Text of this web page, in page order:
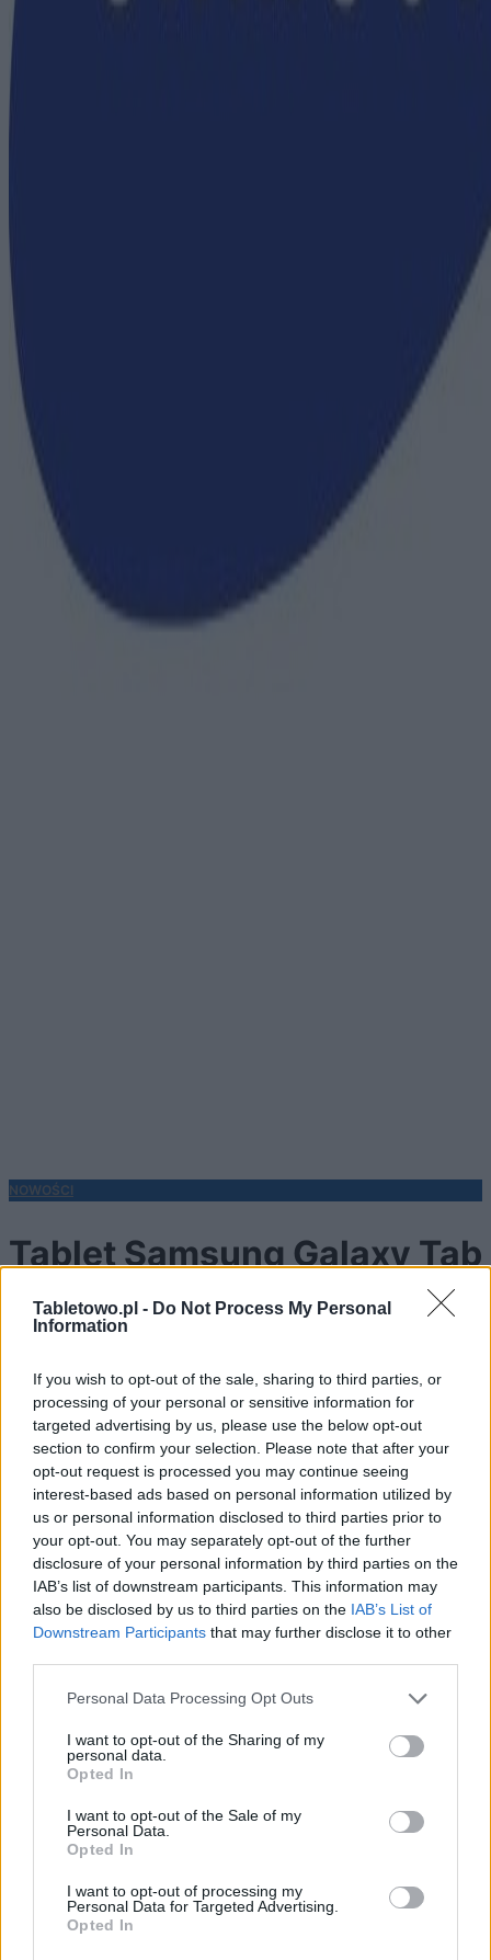
Tabletowo.pl - Do Not Process My Personal
Information
If you wish to opt-out of the sale, sharing to third parties, or
processing of your personal or sensitive information for
targeted advertising by us, please use the below opt-out
section to confirm your selection. Please note that after your
opt-out request is processed you may continue seeing
interest-based ads based on personal information utilized by
us or personal information disclosed to third parties prior to
your opt-out. You may separately opt-out of the further
disclosure of your personal information by third parties on the
IAB’s list of downstream participants. This information may
also be disclosed by us to third parties on the IAB’s List of
Downstream Participants that may further disclose it to other
Please note that this website/app uses one or more Google
not limited to your visit or usage behaviour. You may click to
grant or deny consent to Google and its third-party tags to
use your data for below specified purposes in below Google
consent section.
Personal Data Processing Opt Outs
I want to opt-out of the Sharing of my
personal data.
Opted In
I want to opt-out of the Sale of my
Personal Data.
Opted In
I want to opt-out of processing my
Personal Data for Targeted Advertising.
Opted In
NOWOŚCI
Tablet Samsung Galaxy Tab
zadebiutuje na targach IFA
we wrześniu
KATARZYNA PURA · 11 SIERPNIA 2010
Tablet Samsung Galaxy Tab zadebiutuje na targach IFA we wrześniu
DodajTabletowojako preferowane źródło w
Google